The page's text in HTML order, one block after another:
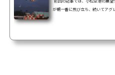
が朝一番に飛び立ち、続いてアグ
ることにしたここからはいよいよ